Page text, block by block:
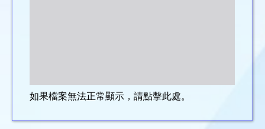
如果檔案無法正常顯示，請點擊此處。